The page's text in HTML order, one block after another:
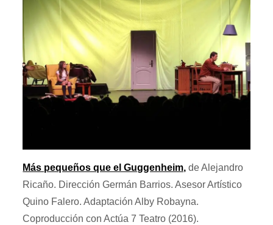
Más pequeños que el Guggenheim, de Alejandro
Ricaño. Dirección Germán Barrios. Asesor Artístico
Quino Falero. Adaptación Alby Robayna.
Coproducción con Actúa 7 Teatro (2016).